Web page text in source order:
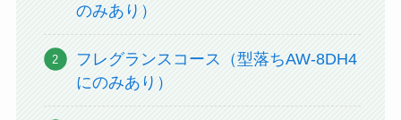
のみあり）
フレグランスコース（型落ちAW-8DH4
にのみあり）